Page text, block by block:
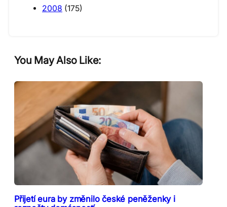
2008 (175)
You May Also Like:
Přijetí eura by změnilo české peněženky i